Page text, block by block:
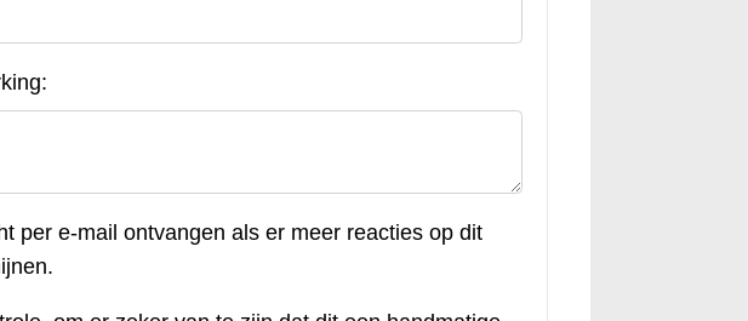
per e-mail ontvangen als er meer reacties op dit